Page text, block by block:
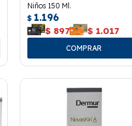
Niños 150 Ml.
$ 1.196
$ 897 $ 1.017